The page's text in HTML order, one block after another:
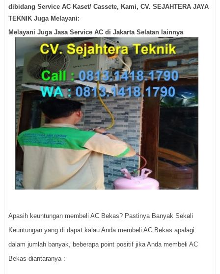
dibidang Service AC Kaset/ Cassete, Kami, CV. SEJAHTERA JAYA
TEKNIK Juga Melayani:
Melayani Juga Jasa Service AC di Jakarta Selatan lainnya
Apasih keuntungan membeli AC Bekas? Pastinya Banyak Sekali
Keuntungan yang di dapat kalau Anda membeli AC Bekas apalagi
dalam jumlah banyak, beberapa point positif jika Anda membeli AC
Bekas diantaranya :